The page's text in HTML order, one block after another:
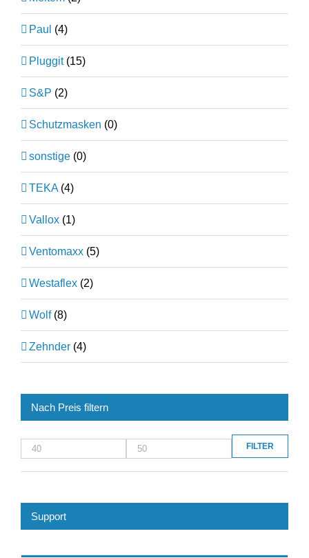
Paul (4)
Pluggit (15)
S&P (2)
Schutzmasken (0)
sonstige (0)
TEKA (4)
Vallox (1)
Ventomaxx (5)
Westaflex (2)
Wolf (8)
Zehnder (4)
Nach Preis filtern
Min.
Preis
Max.
Preis
FILTER
Support